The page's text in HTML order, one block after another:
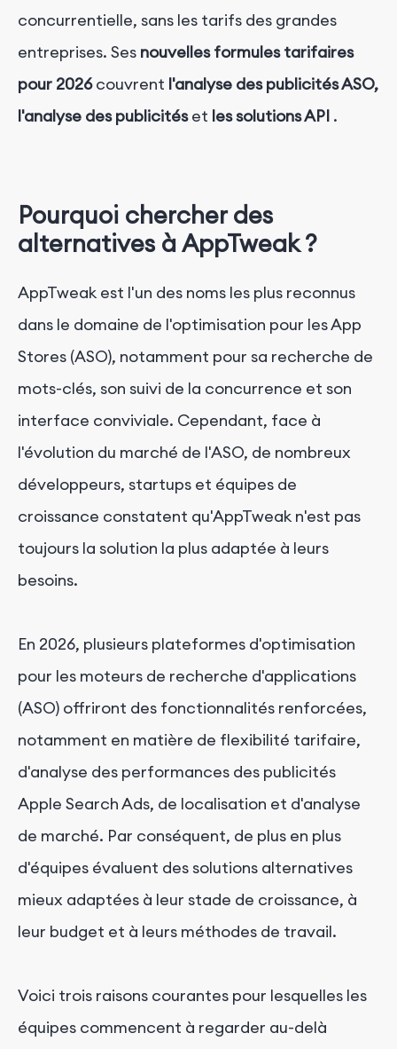
concurrentielle, sans les tarifs des grandes
entreprises. Ses nouvelles formules tarifaires
pour 2026 couvrent l'analyse des publicités ASO,
l'analyse des publicités et les solutions API .
Pourquoi chercher des
alternatives à AppTweak ?
AppTweak est l'un des noms les plus reconnus
dans le domaine de l'optimisation pour les App
Stores (ASO), notamment pour sa recherche de
mots-clés, son suivi de la concurrence et son
interface conviviale. Cependant, face à
l'évolution du marché de l'ASO, de nombreux
développeurs, startups et équipes de
croissance constatent qu'AppTweak n'est pas
toujours la solution la plus adaptée à leurs
besoins.
En 2026, plusieurs plateformes d'optimisation
pour les moteurs de recherche d'applications
(ASO) offriront des fonctionnalités renforcées,
notamment en matière de flexibilité tarifaire,
d'analyse des performances des publicités
Apple Search Ads, de localisation et d'analyse
de marché. Par conséquent, de plus en plus
d'équipes évaluent des solutions alternatives
mieux adaptées à leur stade de croissance, à
leur budget et à leurs méthodes de travail.
Voici trois raisons courantes pour lesquelles les
équipes commencent à regarder au-delà